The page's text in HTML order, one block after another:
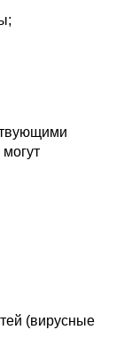
(вирусные